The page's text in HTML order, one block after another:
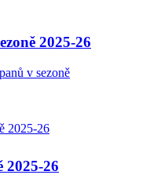
2025-26
v sezoně
2025-26